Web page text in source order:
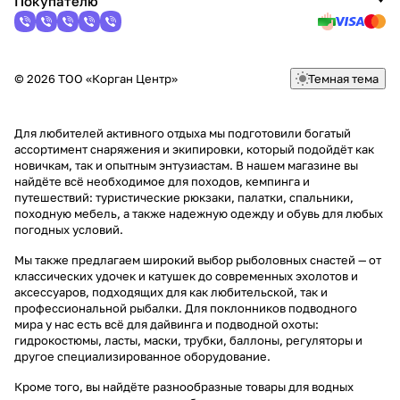
© 2026 ТОО «Корган Центр» Темная тема
Для любителей активного отдыха мы подготовили богатый
ассортимент снаряжения и экипировки, который подойдёт как
новичкам, так и опытным энтузиастам. В нашем магазине вы
найдёте всё необходимое для походов, кемпинга и
путешествий: туристические рюкзаки, палатки, спальники,
походную мебель, а также надежную одежду и обувь для любых
погодных условий.
Мы также предлагаем широкий выбор рыболовных снастей — от
классических удочек и катушек до современных эхолотов и
аксессуаров, подходящих для как любительской, так и
профессиональной рыбалки. Для поклонников подводного
мира у нас есть всё для дайвинга и подводной охоты:
гидрокостюмы, ласты, маски, трубки, баллоны, регуляторы и
другое специализированное оборудование.
Кроме того, вы найдёте разнообразные товары для водных